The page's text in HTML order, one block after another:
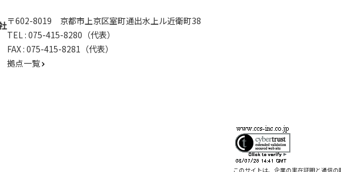
〒602-8019 京都市上京区室町通出水上ル近衛町38
TEL : 075-415-8280（代表）
FAX : 075-415-8281（代表）
拠点一覧
このサイトは、企業の実在証明と通信